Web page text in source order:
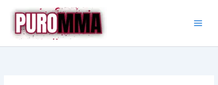
contenido